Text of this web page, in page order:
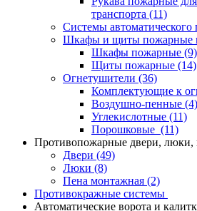
транспорта (11)
Системы
Шкафы и щиты пожарные
Шкафы пожарные (9)
Щиты пожарные (14)
Огнетушители (36)
Комплектующие к
Воздушно-пенные (4)
Углекислотные (11)
Порошковые (11)
Противопожарные двери, люки,
Двери (49)
Люки (8)
Пена монтажная (2)
Противокражные системы
Автоматические ворота и